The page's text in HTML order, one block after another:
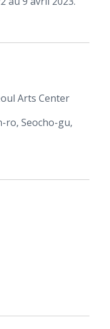
Arts Center
ro, Seocho-gu,